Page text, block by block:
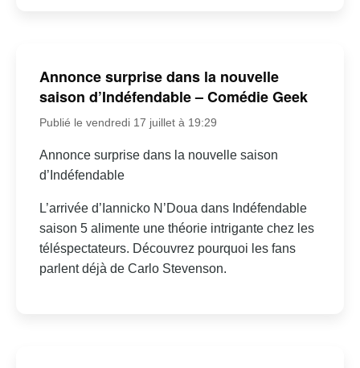
Annonce surprise dans la nouvelle
saison d’Indéfendable – Comédie Geek
Publié le vendredi 17 juillet à 19:29
Annonce surprise dans la nouvelle saison
d’Indéfendable
L’arrivée d’Iannicko N’Doua dans Indéfendable
saison 5 alimente une théorie intrigante chez les
téléspectateurs. Découvrez pourquoi les fans
parlent déjà de Carlo Stevenson.